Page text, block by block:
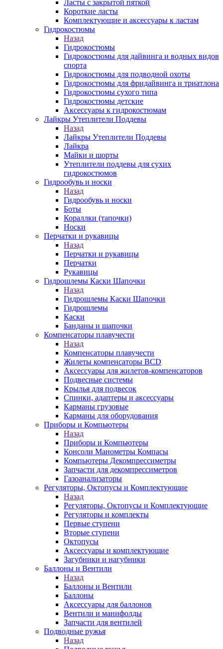
Ласты с закрытой пяткой
Короткие ласты
Комплектующие и аксессуары к ластам
Гидрокостюмы
Назад
Гидрокостюмы
Гидрокостюмы для дайвинга и водных видов
спорта
Гидрокостюмы для подводной охоты
Гидрокостюмы для фридайвинга и триатлона
Гидрокостюмы сухого типа
Гидрокостюмы детские
Аксессуары к гидрокостюмам
Лайкры Утеплители Поддевы
Назад
Лайкры Утеплители Поддевы
Лайкра
Майки и шорты
Утеплители поддевы для сухих
гидрокостюмов
Гидрообувь и носки
Назад
Гидрообувь и носки
Боты
Кораллки (тапочки)
Носки
Перчатки и рукавицы
Назад
Перчатки и рукавицы
Перчатки
Рукавицы
Гидрошлемы Каски Шапочки
Назад
Гидрошлемы Каски Шапочки
Гидрошлемы
Каски
Банданы и шапочки
Компенсаторы плавучести
Назад
Компенсаторы плавучести
Жилеты компенсаторы BCD
Аксессуары для жилетов-компенсаторов
Подвесные системы
Крылья для подвесок
Спинки, адаптеры и аксессуары
Карманы грузовые
Карманы для оборудования
Приборы и Компьютеры
Назад
Приборы и Компьютеры
Консоли Манометры Компасы
Компьютеры Декомпрессиметры
Запчасти для декомпрессиметров
Газоанализаторы
Регуляторы, Октопусы и Комплектующие
Назад
Регуляторы, Октопусы и Комплектующие
Регуляторы и комплекты
Первые ступени
Вторые ступени
Октопусы
Аксессуары и комплектующие
Загубники и нагубники
Баллоны и Вентили
Назад
Баллоны и Вентили
Баллоны
Аксессуары для баллонов
Вентили и манифолды
Запчасти для вентилей
Подводные ружья
Назад